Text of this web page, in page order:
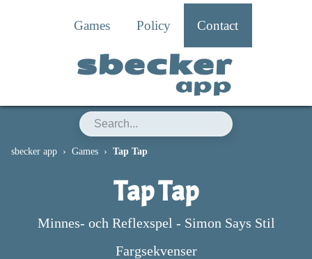
Games Policy Contact
sbecker
app
sbecker app Games Tap Tap
Tap Tap
Minnes- och Reflexspel - Simon Says Stil
Fargsekvenser